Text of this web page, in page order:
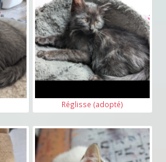
Réglisse (adopté)